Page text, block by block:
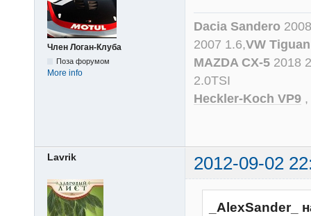
Член Логан-Клуба
Поза форумом
More info
Dacia Sandero
2007 1.6,VW
MAZDA CX-5 2018
2.0TSI
Heckler-Koch VP9 ,
Lavrik 2012-09-02
_AlexSander_